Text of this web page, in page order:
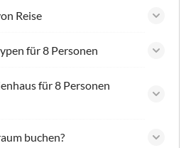
Reise
für 8 Personen
für 8 Personen
buchen?